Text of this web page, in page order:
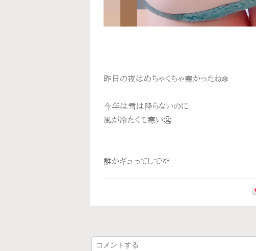
昨日の夜はめちゃくちゃ寒かったね❄️
今年は雪は降らないのに
風が冷たくて寒い🥶
誰かギュってして🩷